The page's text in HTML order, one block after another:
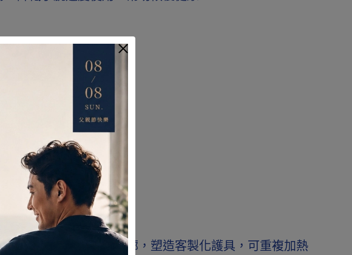
面包覆塑型固定。
恢復手腕健康。
氣無異味。
即可軟化貼合患部輪廓，塑造客製化護具，可重複加熱